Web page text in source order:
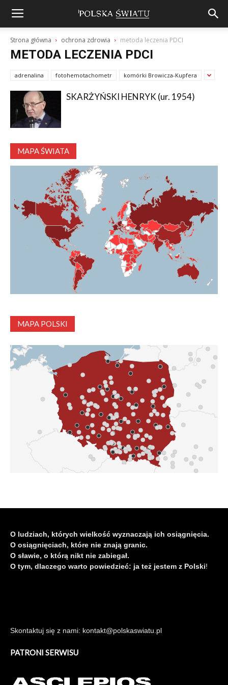
Strona główna ochrona zdrowia metoda leczenia PDCI
METODA LECZENIA PDCI
adrenalina fotohemotachometr komórki Browicza-Kupfera
SKARŻYŃSKI HENRYK (ur. 1954)
MAPA ŚWIATA
MAPA POLSKI
O ludziach, których wielkość wyznaczają ich osiągnięcia.
O osiągnięciach, które nie znają granic.
O sławie, o którą nikt nie zabiegał.
O tym, dlaczego warto powiedzieć: ja też jestem z Polski!
Skontaktuj się z nami: kontakt@polskaswiatu.pl
PATRONI SERWISU